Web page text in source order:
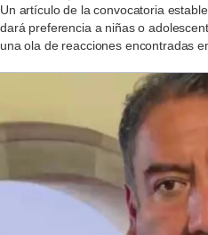
Un artículo de la convocatoria
dará preferencia a niñas o
una ola de reacciones encontradas